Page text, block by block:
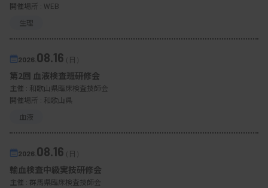
開催場所 : WEB
生理
2026. 08.16（日）
第2回 血液検査班研修会
主催 : 和歌山県臨床検査技師会
開催場所 : 和歌山県
血液
2026. 08.16（日）
輸血検査中級実技研修会
主催 : 群馬県臨床検査技師会